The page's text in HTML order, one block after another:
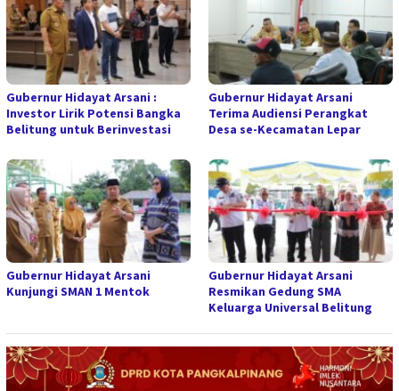
Gubernur Hidayat Arsani :
Investor Lirik Potensi Bangka
Belitung untuk Berinvestasi
Gubernur Hidayat Arsani
Terima Audiensi Perangkat
Desa se-Kecamatan Lepar
Gubernur Hidayat Arsani
Kunjungi SMAN 1 Mentok
Gubernur Hidayat Arsani
Resmikan Gedung SMA
Keluarga Universal Belitung